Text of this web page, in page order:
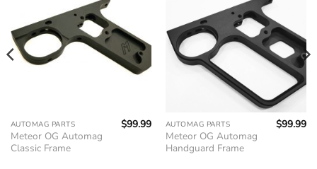
AUTOMAG PARTS
Meteor OG Automag
Classic Frame
$99.99 AUTOMAG PARTS
Meteor OG Automag
Handguard Frame
$99.99